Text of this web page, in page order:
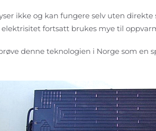
ikke og kan fungere selv uten
elektrisitet fortsatt brukes mye til
denne teknologien i Norge som en